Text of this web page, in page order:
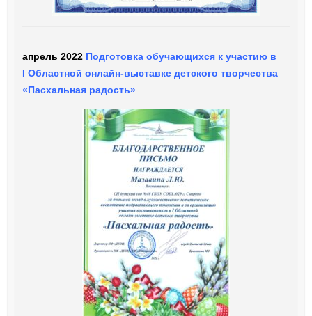
апрель 2022 Подготовка обучающихся к участию в
I Областной онлайн-выставке детского творчества
«Пасхальная радость»